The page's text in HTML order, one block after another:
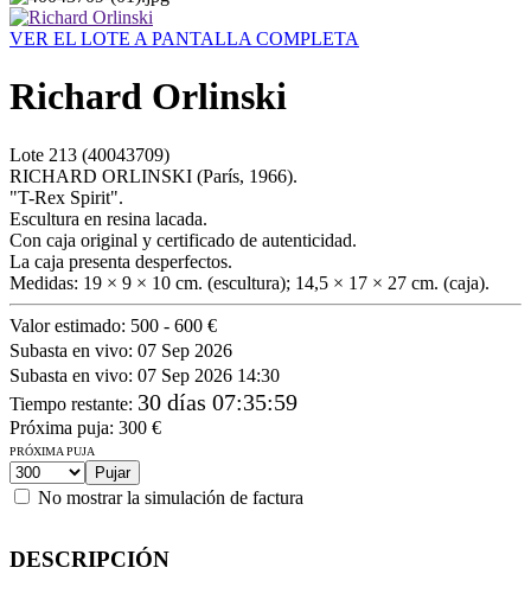
VER EL LOTE A PANTALLA COMPLETA
Richard Orlinski
Lote 213 (40043709)
RICHARD ORLINSKI (París, 1966).
"T-Rex Spirit".
Escultura en resina lacada.
Con caja original y certificado de autenticidad.
La caja presenta desperfectos.
Medidas: 19 × 9 × 10 cm. (escultura); 14,5 × 17 × 27 cm. (caja).
Valor estimado: 500 - 600 €
Subasta en vivo: 07 Sep 2026
Subasta en vivo: 07 Sep 2026 14:30
Tiempo restante: 30 días 07:35:59
Próxima puja: 300 €
PRÓXIMA PUJA
No mostrar la simulación de factura
DESCRIPCIÓN